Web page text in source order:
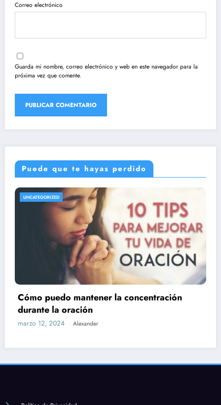
Correo electrónico
Guarda mi nombre, correo electrónico y web en este navegador para la
próxima vez que comente.
Puede que te hayas perdido
UNCATEGORIZED